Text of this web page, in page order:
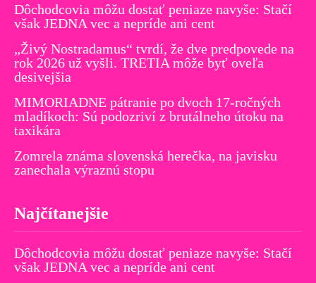
Dôchodcovia môžu dostať peniaze navyše: Stačí
však JEDNA vec a nepríde ani cent
„Živý Nostradamus“ tvrdí, že dve predpovede na
rok 2026 už vyšli. TRETIA môže byť oveľa
desivejšia
MIMORIADNE pátranie po dvoch 17-ročných
mladíkoch: Sú podozriví z brutálneho útoku na
taxikára
Zomrela známa slovenská herečka, na javisku
zanechala výraznú stopu
Najčítanejšie
Dôchodcovia môžu dostať peniaze navyše: Stačí
však JEDNA vec a nepríde ani cent